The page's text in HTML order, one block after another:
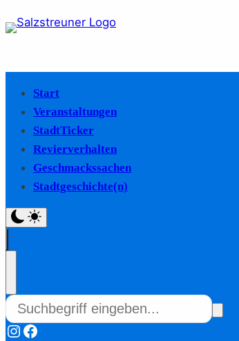
Start
Veranstaltungen
StadtTicker
Revierverhalten
Geschmackssachen
Stadtgeschichte(n)
Instagram
Facebook